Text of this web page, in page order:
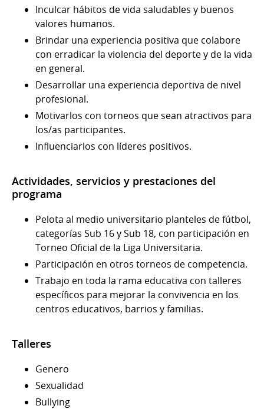
Inculcar hábitos de vida saludables y buenos
valores humanos.
Brindar una experiencia positiva que colabore
con erradicar la violencia del deporte y de la vida
en general.
Desarrollar una experiencia deportiva de nivel
profesional.
Motivarlos con torneos que sean atractivos para
los/as participantes.
Influenciarlos con líderes positivos.
Actividades, servicios y prestaciones del
programa
Pelota al medio universitario planteles de fútbol,
categorías Sub 16 y Sub 18, con participación en
Torneo Oficial de la Liga Universitaria.
Participación en otros torneos de competencia.
Trabajo en toda la rama educativa con talleres
específicos para mejorar la convivencia en los
centros educativos, barrios y familias.
Talleres
Genero
Sexualidad
Bullying